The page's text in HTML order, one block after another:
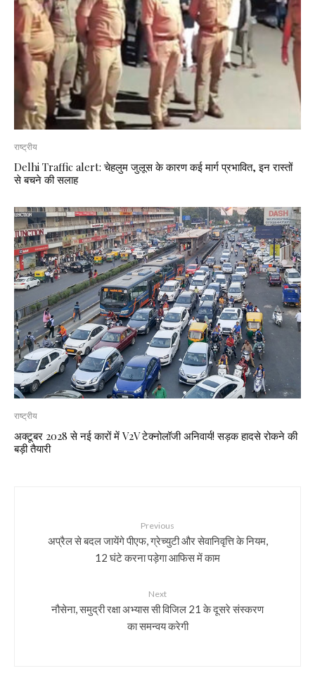
राष्ट्रीय
Delhi Traffic alert: चेहलुम जुलूस के कारण कई मार्ग प्रभावित, इन रास्तों
से बचने की सलाह
राष्ट्रीय
अक्टूबर 2028 से नई कारों में V2V टेक्नोलॉजी अनिवार्य! सड़क हादसे रोकने की
बड़ी तैयारी
Previous
अप्रैल से बदल जायेंगे पीएफ, ग्रेच्युटी और सेवानिवृत्ति के नियम,
12 घंटे करना पड़ेगा आफिस में काम
Next
नौसेना, समुद्री रक्षा अभ्यास सी विजिल 21 के दूसरे संस्करण
का समन्वय करेगी